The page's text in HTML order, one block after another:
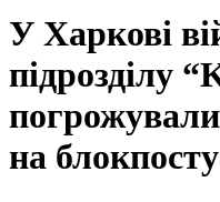
У Харкові
підрозділу
на